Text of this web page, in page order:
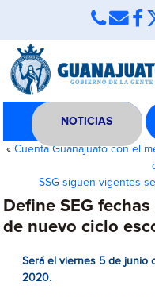
NOTICIAS
« Cuenta Guanajuato con el
SSG siguen vigentes
Define SEG
de nuevo ciclo
Será el viernes 5 de junio
2020.